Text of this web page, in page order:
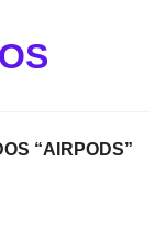
“AIRPODS”